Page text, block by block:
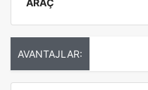
AVANTAJLAR: